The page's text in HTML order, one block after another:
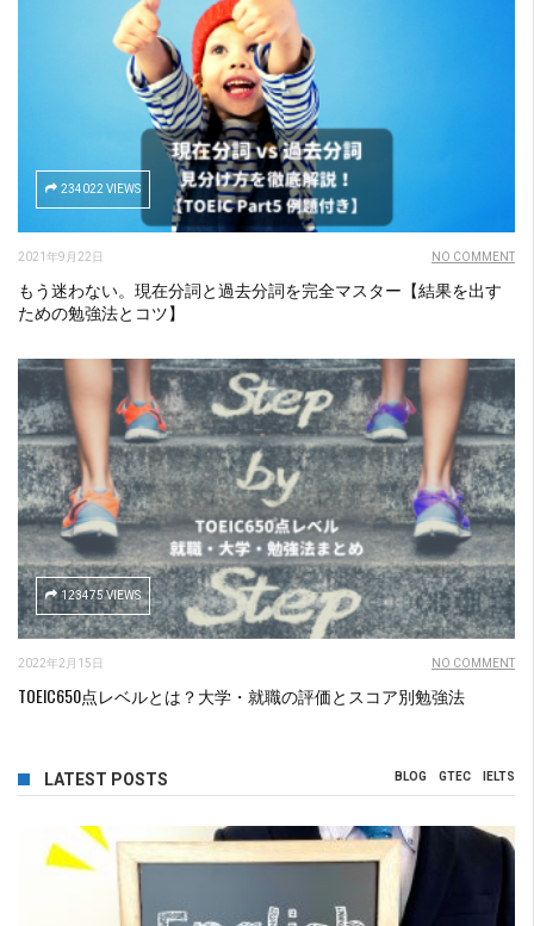
234022 VIEWS
2021年9月22日 NO COMMENT
もう迷わない。現在分詞と過去分詞を完全マスター【結果を出す
ための勉強法とコツ】
123475 VIEWS
2022年2月15日 NO COMMENT
TOEIC650点レベルとは？大学・就職の評価とスコア別勉強法
LATEST POSTS BLOG GTEC IELTS